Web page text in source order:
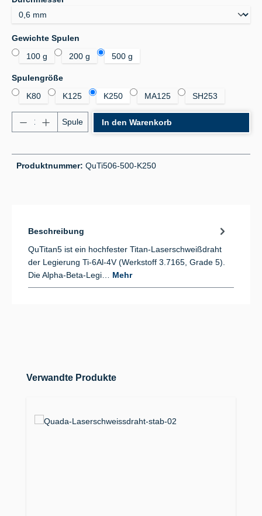
Gewichte Spulen
100 g
200 g 500 g
Spulengrößeauswählen
K80
K125 K250 MA125 SH253
Produkt Anzahl: Gib den gewünschten Wert ein
Spule In den Warenkorb
Produktnummer: QuTi506-500-K250
Beschreibung
QuTitan5 ist ein hochfester Titan-Laserschweißdraht
der Legierung Ti-6Al-4V (Werkstoff 3.7165, Grade 5).
Die Alpha-Beta-Legi… Mehr
Produktgalerie überspringen
Verwandte Produkte